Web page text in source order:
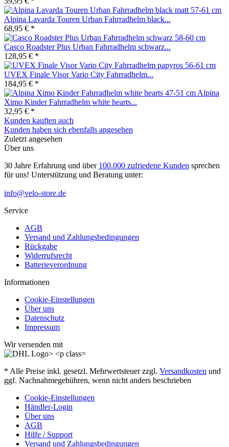
Alpina Lavarda Touren Urban Fahrradhelm black...
68,95 € *
Casco Roadster Plus Urban Fahrradhelm schwarz...
128,95 € *
UVEX Finale Visor Vario City Fahrradhelm...
184,95 € *
Alpina
Ximo Kinder Fahrradhelm white hearts...
32,95 € *
Kunden kauften auch
Kunden haben sich ebenfalls angesehen
Zuletzt angesehen
Über uns
30 Jahre Erfahrung und über 100.000 zufriedene Kunden sprechen
für uns! Unterstützung und Beratung unter:
info@velo-store.de
Service
AGB
Versand und Zahlungsbedingungen
Rückgabe
Widerrufsrecht
Batterieverordnung
Informationen
Cookie-Einstellungen
Über uns
Datenschutz
Impressum
Wir versenden mit
* Alle Preise inkl. gesetzl. Mehrwertsteuer zzgl. Versandkosten und
ggf. Nachnahmegebühren, wenn nicht anders beschrieben
Cookie-Einstellungen
Händler-Login
Über uns
AGB
Hilfe / Support
Versand und Zahlungsbedingungen